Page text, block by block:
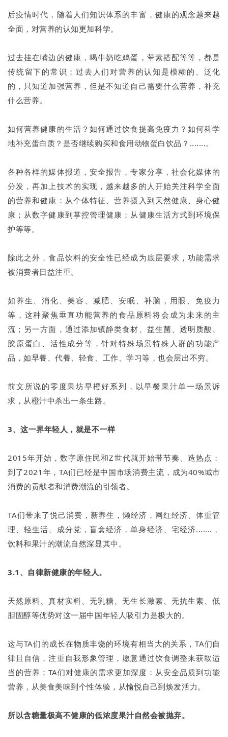
后疫情时代，随着人们知识体系的丰富，健康的观念越来越
全面，对营养的认知更加科学。
过去挂在嘴边的健康，喝牛奶吃鸡蛋，荤素搭配等等，都是
传统留下的常识；过去人们对营养的认知是模糊的、泛化
的，只知道加强营养，但是不知道自己需要什么营养，补充
什么营养。
如何营养健康的生活？如何通过饮食提高免疫力？如何科学
地补充蛋白质？是否继续购买和食用动物蛋白饮品？.......。
各种各样的媒体报道，安全报告，专家分享，社会化媒体的
分发，再加上技术的实现，越来越多的人开始关注科学全面
的营养和健康：从个体特征、营养摄入到天然健康、身心健
康；从数字健康到掌控管理健康；从健康生活方式到环境保
护等等。
除此之外，食品饮料的安全性已经成为底层要求，功能需求
被消费者日益注重。
如养生、消化、美容、减肥、安眠、补脑，用眼、免疫力
等，这种聚焦垂直功能营养的食品原料将会成为未来的主
流；另一方面，通过添加镇静类食材、益生菌、透明质酸、
胶原蛋白、活性成分等，针对特殊场景特殊人群的功能产
品，如早餐、代餐、轻食、工作、学习等，也会层出不穷。
前文所说的零度果坊早橙好系列，以早餐果汁单一场景诉
求，从橙汁中杀出一条生路。
3、这一界年轻人，就是不一样
2015年开始，数字原住民和Z世代就开始带节奏、造热点；
到了2021年，TA们已经是中国市场消费主流，成为40%城市
消费的贡献者和消费潮流的引领者。
TA们带来了悦己消费，新养生，懒经济，网红经济、体重管
理、轻生活、成分党，盲盒经济，单身经济、宅经济.......，
饮料和果汁的潮流自然深显其中。
3.1、自律新健康的年轻人。
天然原料、真材实料、无乳糖、无生长激素、无抗生素、低
胆固醇等优势对这一届中国年轻人吸引力是极大的。
这与TA们的成长在物质丰饶的环境有相当大的关系，TA们自
律且自信，注重自我形象管理，愿意通过饮食调整来获取适
当的营养；TA们对健康的需求更加深度：从安全品质到功能
营养，从美食美味到个性体验，从愉悦自己到焕发活力。
所以含糖量极高不健康的低浓度果汁自然会被抛弃。